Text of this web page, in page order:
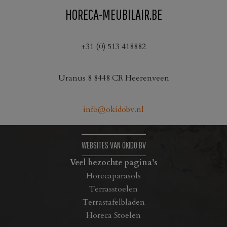
meerdere
Deze
gekozen
op
productpagina
HORECA-MEUBILAIR.BE
+31 (0) 513 418882
Uranus 8 8448 CR Heerenveen
info@okidobv.nl
WEBSITES VAN OKIDO BV
Veel bezochte pagina’s
Horecaparasols
Terrasstoelen
Terrastafelbladen
Horeca Stoelen